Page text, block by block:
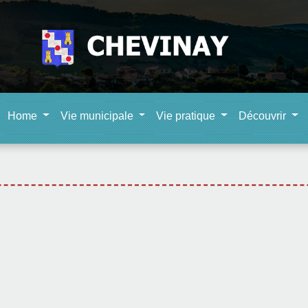
Home Vie municipale Vie pratique Découvrir